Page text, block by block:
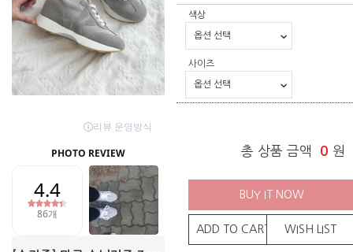
색상
사이즈
총 상품 금액 0 원
BUY IT NOW
ADD TO CART WISH LIST